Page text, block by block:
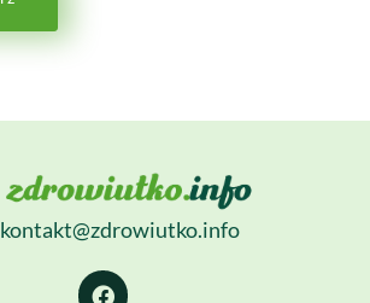
kontakt@zdrowiutko.info